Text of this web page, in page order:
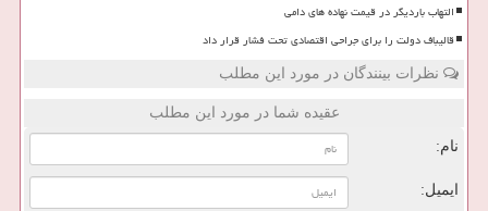
التهاب باردیگر در قیمت نهاده های دامی
قالیباف دولت را برای جراحی اقتصادی تحت فشار قرار داد
نظرات بینندگان در مورد این مطلب
عقیده شما در مورد این مطلب
نام:
ایمیل: